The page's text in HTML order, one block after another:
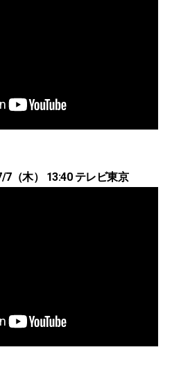
7（木） 13:40 テレビ東京